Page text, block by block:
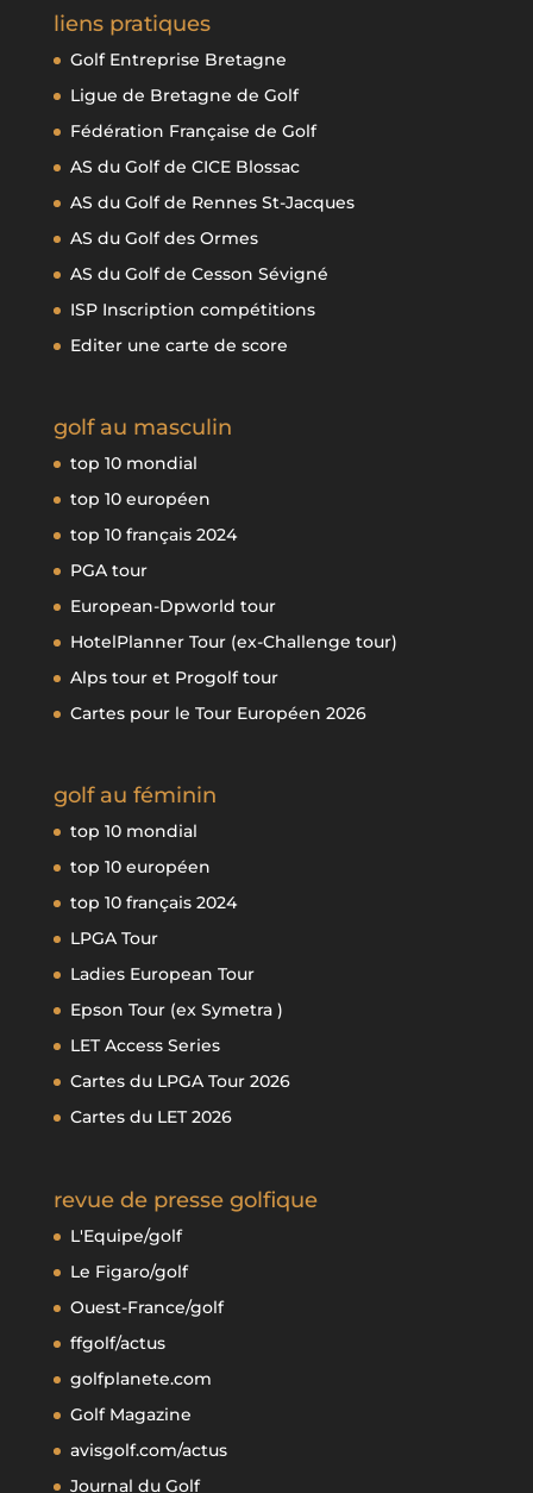
liens pratiques
Golf Entreprise Bretagne
Ligue de Bretagne de Golf
Fédération Française de Golf
AS du Golf de CICE Blossac
AS du Golf de Rennes St-Jacques
AS du Golf des Ormes
AS du Golf de Cesson Sévigné
ISP Inscription compétitions
Editer une carte de score
golf au masculin
top 10 mondial
top 10 européen
top 10 français 2024
PGA tour
European-Dpworld tour
HotelPlanner Tour (ex-Challenge tour)
Alps tour et Progolf tour
Cartes pour le Tour Européen 2026
golf au féminin
top 10 mondial
top 10 européen
top 10 français 2024
LPGA Tour
Ladies European Tour
Epson Tour (ex Symetra )
LET Access Series
Cartes du LPGA Tour 2026
Cartes du LET 2026
revue de presse golfique
L'Equipe/golf
Le Figaro/golf
Ouest-France/golf
ffgolf/actus
golfplanete.com
Golf Magazine
avisgolf.com/actus
Journal du Golf